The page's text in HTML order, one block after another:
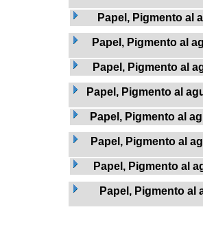
Papel, Pigmento al
Papel, Pigmento al
Papel, Pigmento al
Papel, Pigmento al
Papel, Pigmento al
Papel, Pigmento al
Papel, Pigmento al
Papel, Pigmento al